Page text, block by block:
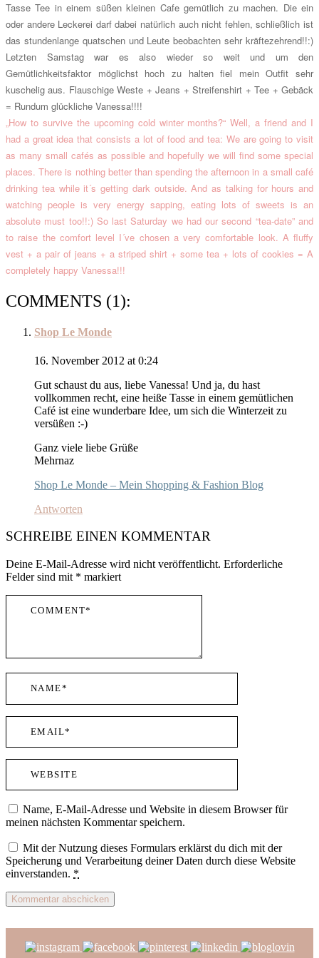
Tasse Tee in einem süßen kleinen Cafe gemütlich zu machen. Die ein
oder andere Leckerei darf dabei natürlich auch nicht fehlen, schließlich ist
das stundenlange quatschen und Leute beobachten sehr kräftezehrend!!:)
Letzten Samstag war es also wieder so weit und um den
Gemütlichkeitsfaktor möglichst hoch zu halten fiel mein Outfit sehr
kuschelig aus. Flauschige Weste + Jeans + Streifenshirt + Tee + Gebäck
= Rundum glückliche Vanessa!!!!
„How to survive the upcoming cold winter months?“ Well, a friend and I
had a great idea that consists a lot of food and tea: We are going to visit
as many small cafés as possible and hopefully we will find some special
places. There is nothing better than spending the afternoon in a small café
drinking tea while it´s getting dark outside. And as talking for hours and
watching people is very energy sapping, eating lots of sweets is an
absolute must too!!:) So last Saturday we had our second “tea-date” and
to raise the comfort level I´ve chosen a very comfortable look. A fluffy
vest + a pair of jeans + a striped shirt + some tea + lots of cookies = A
completely happy Vanessa!!!
COMMENTS (1):
Shop Le Monde
16. November 2012 at 0:24
Gut schaust du aus, liebe Vanessa! Und ja, du hast
vollkommen recht, eine heiße Tasse in einem gemütlichen
Café ist eine wunderbare Idee, um sich die Winterzeit zu
versüßen :-)
Ganz viele liebe Grüße
Mehrnaz
Shop Le Monde – Mein Shopping & Fashion Blog
Antworten
SCHREIBE EINEN KOMMENTAR
Deine E-Mail-Adresse wird nicht veröffentlicht. Erforderliche
Felder sind mit * markiert
Name, E-Mail-Adresse und Website in diesem Browser für
meinen nächsten Kommentar speichern.
Mit der Nutzung dieses Formulars erklärst du dich mit der
Speicherung und Verarbeitung deiner Daten durch diese Website
einverstanden. *